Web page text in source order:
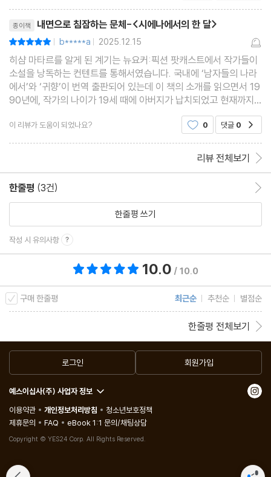
종이책 내면으로 침잠하는 문체-<시에나에서의 한 달>
| b*****a | 2025.12.15
히샴 마타르를 알게 된 계기는 뉴요커:픽션 팟캐스트에서 작가들이
소설을 낭독하는 컨텐트를 통해서였습니다. 국내에 ‘남자들의 나라
에서’와 ‘귀향’이 번역 출판되어 있는데 이 책의 소개를 읽으면서 19
90년에, 작가의 나이가 19세 때에 아버지가 납치되었고 현재까지
도 행방을 알 수 없다는 작가의 배경에 대해 알게 되었습니다. 이 책
에서도 언급되는 부분이지만요. 전에 소설을
이 리뷰가 도움이 되었나요? 0 댓글 0
리뷰 전체보기
한줄평 (3건)
한줄평 쓰기
작성 시 유의사항
10.0 / 10.0
구매 한줄평 최근순 추천순 별점순
한줄평 전체보기
로그인 회원가입
예스이십사(주) 사업자 정보
이용약관
개인정보처리방침
청소년보호정책
제휴문의
FAQ eBook 1:1 문의/채팅상담
Copyright © YES24 Corp. All Rights Reserved.